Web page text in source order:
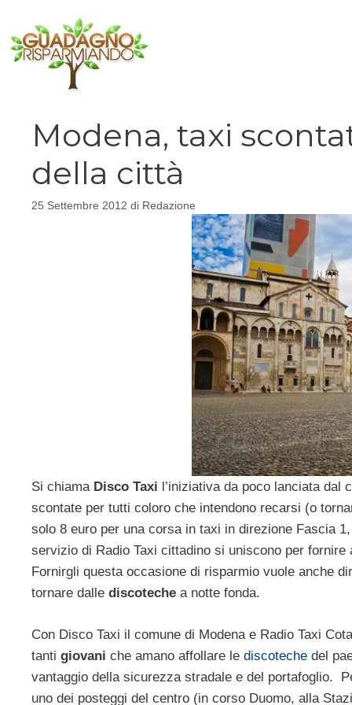
contenuto
Modena, taxi
della città
25 Settembre 2012 di Redazione
Si chiama Disco Taxi l’iniziativa da poco lanciata dal
scontate per tutti coloro che intendono recarsi (o
solo 8 euro per una corsa in taxi in direzione Fascia
servizio di Radio Taxi cittadino si uniscono per
Fornirgli questa occasione di risparmio vuole anche
tornare dalle discoteche a notte fonda.
Con Disco Taxi il comune di Modena e Radio Taxi
tanti giovani che amano affollare le discoteche del
vantaggio della sicurezza stradale e del portafoglio.
uno dei posteggi del centro (in corso Duomo, alla